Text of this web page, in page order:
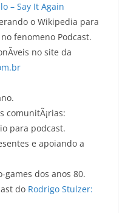
– Say It Again
o Wikipedia para
fenomeno Podcast.
no site da
comunitÃ¡rias:
para podcast.
e apoiando a
games dos anos 80.
do Rodrigo Stulzer: